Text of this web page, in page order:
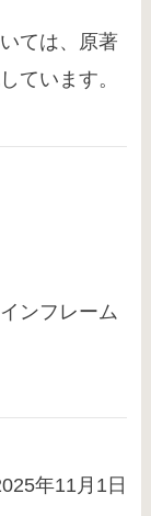
ては、原著
ています。
ンフレーム
年11月1日